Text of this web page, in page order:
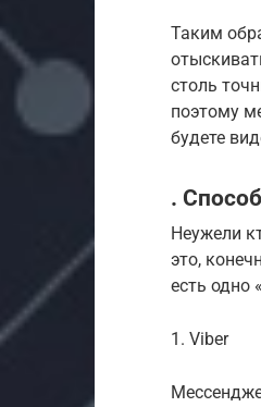
Таким
столь
поэтому
будете
.
Неужели
это,
есть одно
1. Viber